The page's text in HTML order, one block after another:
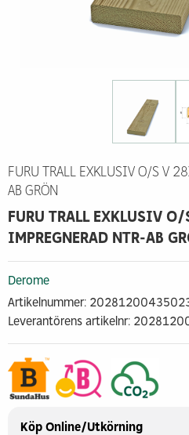
FURU TRALL EXKLUSIV O/S V
AB GRÖN
FURU TRALL EXKLUSIV
IMPREGNERAD NTR-AB
Derome
Artikelnummer:
Leverantörens artikelnr:
Köp Online/Utkörning